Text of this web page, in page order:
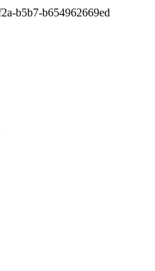
b5b7-b654962669ed